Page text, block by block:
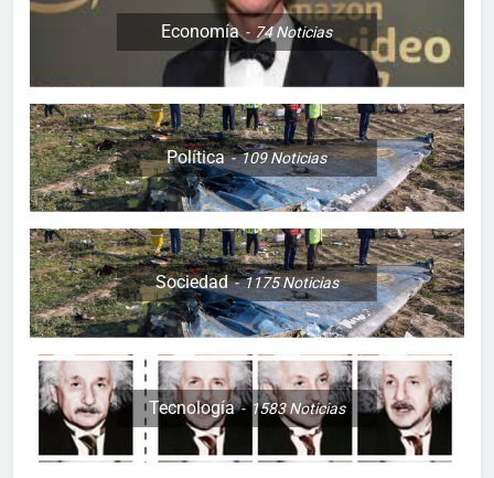
Economía 74Noticias
Política 109Noticias
Sociedad 1175Noticias
Tecnología 1583Noticias